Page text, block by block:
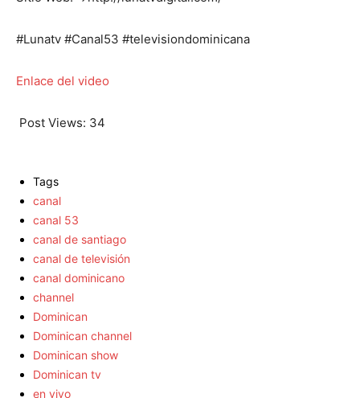
#Lunatv #Canal53 #televisiondominicana
Enlace del video
Post Views: 34
Tags
canal
canal 53
canal de santiago
canal de televisión
canal dominicano
channel
Dominican
Dominican channel
Dominican show
Dominican tv
en vivo